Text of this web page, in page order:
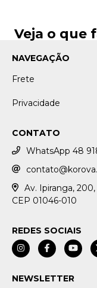
Veja o que
NAVEGAÇÃO
Frete
Privacidade
CONTATO
WhatsApp 48
Av. Ipiranga,
CEP 01046-010
REDES SOCIAIS
NEWSLETTER